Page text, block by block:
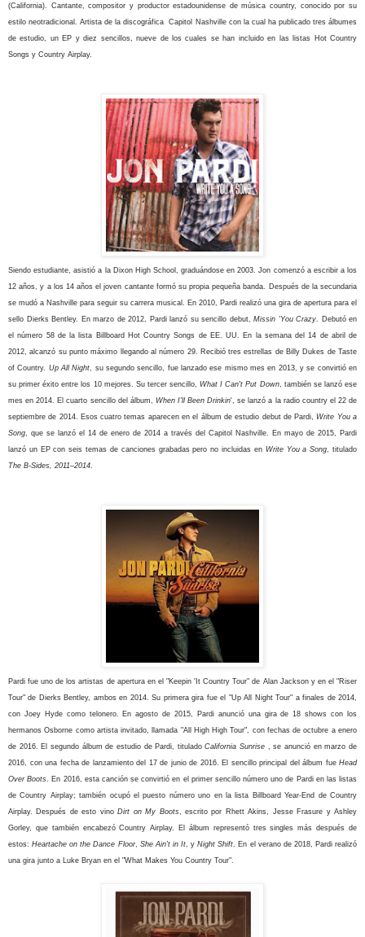
(California). Cantante, compositor y productor estadounidense de música country, conocido por su
estilo neotradicional. Artista de la discográfica Capitol Nashville con la cual ha publicado tres álbumes
de estudio, un EP y diez sencillos, nueve de los cuales se han incluido en las listas Hot Country
Songs y Country Airplay.
Siendo estudiante, asistió a la Dixon High School, graduándose en 2003. Jon comenzó a escribir a los
12 años, y a los 14 años el joven cantante formó su propia pequeña banda. Después de la secundaria
se mudó a Nashville para seguir su carrera musical. En 2010, Pardi realizó una gira de apertura para el
sello Dierks Bentley. En marzo de 2012, Pardi lanzó su sencillo debut, Missin 'You Crazy . Debutó en
el número 58 de la lista Billboard Hot Country Songs de EE. UU. En la semana del 14 de abril de
2012, alcanzó su punto máximo llegando al número 29. Recibió tres estrellas de Billy Dukes de Taste
of Country. Up All Night , su segundo sencillo, fue lanzado ese mismo mes en 2013, y se convirtió en
su primer éxito entre los 10 mejores. Su tercer sencillo,What I Can't Put Down, también se lanzó ese
mes en 2014. El cuarto sencillo del álbum, When I'll Been Drinkin', se lanzó a la radio country el 22 de
septiembre de 2014. Esos cuatro temas aparecen en el álbum de estudio debut de Pardi,Write You a
Song , que se lanzó el 14 de enero de 2014 a través del Capitol Nashville. En mayo de 2015, Pardi
lanzó un EP con seis temas de canciones grabadas pero no incluidas en Write You a Song , titulado
The B-Sides, 2011–2014
Pardi fue uno de los artistas de apertura en el "Keepin 'It Country Tour" de Alan Jackson y en el "Riser
Tour" de Dierks Bentley, ambos en 2014. Su primera gira fue el "Up All Night Tour" a finales de 2014,
con Joey Hyde como telonero. En agosto de 2015, Pardi anunció una gira de 18 shows con los
hermanos Osborne como artista invitado, llamada "All High High Tour", con fechas de octubre a enero
de 2016. El segundo álbum de estudio de Pardi, tituladoCalifornia Sunrise , se anunció en marzo de
2016, con una fecha de lanzamiento del 17 de junio de 2016. El sencillo principal del álbum fue Head
Over Boots
. En 2016, esta canción se convirtió en el primer sencillo número uno de Pardi en las listas
de Country Airplay; también ocupó el puesto número uno en la lista Billboard Year-End de Country
Airplay. Después de esto vinoDirt on My Boots , escrito por Rhett Akins, Jesse Frasure y Ashley
Gorley, que también encabezó Country Airplay. El álbum representó tres singles más después de
estos:Heartache on the Dance Floor, She Ain't in It, yNight Shift
En el verano de 2018, Pardi realizó
una gira junto a Luke Bryan en el "What Makes You Country Tour".